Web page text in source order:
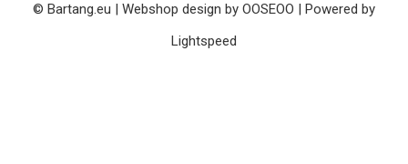
© Bartang.eu | Webshop design by OOSEOO | Powered by
Lightspeed